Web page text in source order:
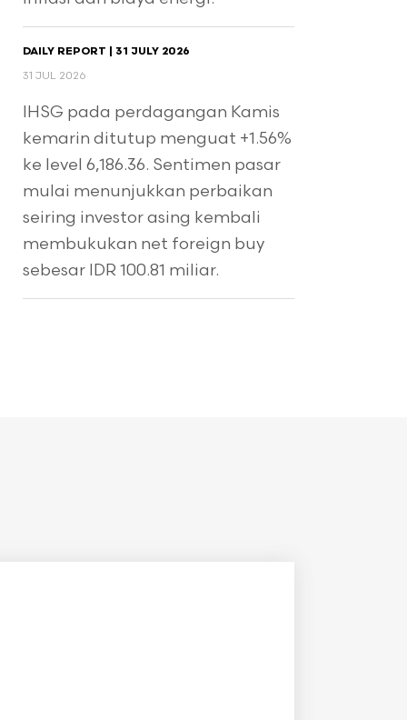
DAILY REPORT | 31 JULY 2026
31 JUL 2026
IHSG pada perdagangan Kamis
kemarin ditutup menguat +1.56%
ke level 6,186.36. Sentimen pasar
mulai menunjukkan perbaikan
seiring investor asing kembali
membukukan net foreign buy
sebesar IDR 100.81 miliar.